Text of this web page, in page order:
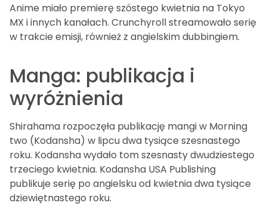
Anime miało premierę szóstego kwietnia na Tokyo
MX i innych kanałach. Crunchyroll streamowało serię
w trakcie emisji, również z angielskim dubbingiem.
Manga: publikacja i
wyróżnienia
Shirahama rozpoczęła publikację mangi w Morning
two (Kodansha) w lipcu dwa tysiące szesnastego
roku. Kodansha wydało tom szesnasty dwudziestego
trzeciego kwietnia. Kodansha USA Publishing
publikuje serię po angielsku od kwietnia dwa tysiące
dziewiętnastego roku.